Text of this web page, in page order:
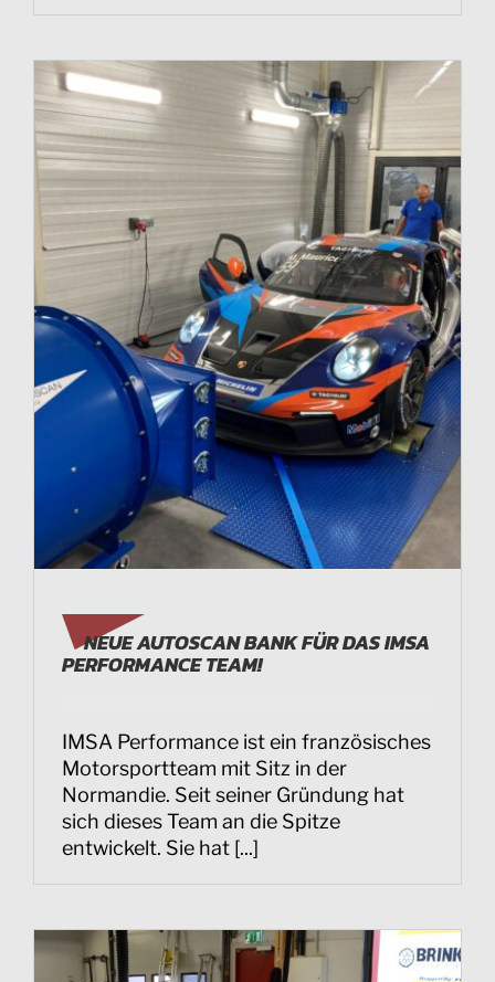
NEUE AUTOSCAN BANK FÜR DAS IMSA
PERFORMANCE TEAM!
IMSA Performance ist ein französisches
Motorsportteam mit Sitz in der
Normandie. Seit seiner Gründung hat
sich dieses Team an die Spitze
entwickelt. Sie hat [...]